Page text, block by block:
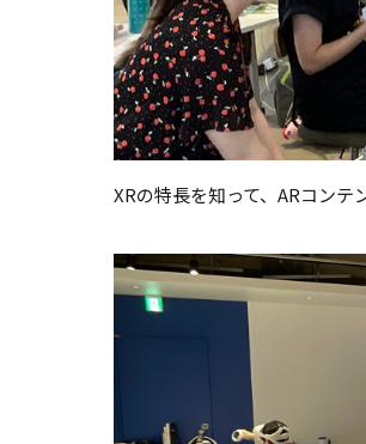
XRの特長を知って、ARコン